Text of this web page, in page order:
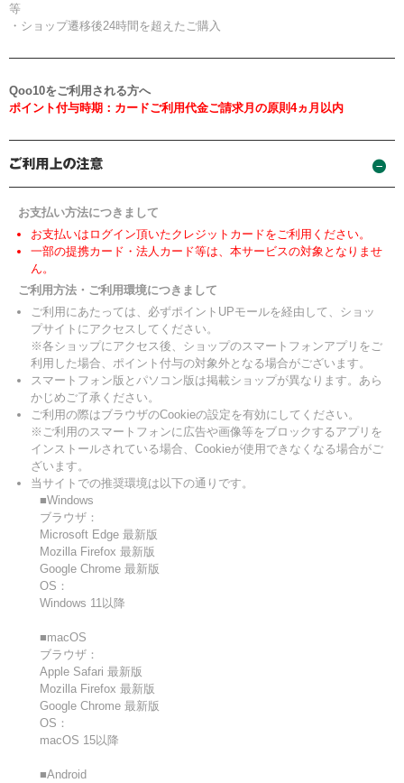
等
・ショップ遷移後24時間を超えたご購入
Qoo10をご利用される方へ
ポイント付与時期：カードご利用代金ご請求月の原則4ヵ月以内
お支払い方法につきまして
お支払いはログイン頂いたクレジットカードをご利用ください。
一部の提携カード・法人カード等は、本サービスの対象となりませ
ん。
ご利用方法・ご利用環境につきまして
ご利用にあたっては、必ずポイントUPモールを経由して、ショッ
プサイトにアクセスしてください。
※各ショップにアクセス後、ショップのスマートフォンアプリをご
利用した場合、ポイント付与の対象外となる場合がございます。
スマートフォン版とパソコン版は掲載ショップが異なります。あら
かじめご了承ください。
ご利用の際はブラウザのCookieの設定を有効にしてください。
※ご利用のスマートフォンに広告や画像等をブロックするアプリを
インストールされている場合、Cookieが使用できなくなる場合がご
ざいます。
当サイトでの推奨環境は以下の通りです。
■Windows
ブラウザ：
Microsoft Edge 最新版
Mozilla Firefox 最新版
Google Chrome 最新版
OS：
Windows 11以降
■macOS
ブラウザ：
Apple Safari 最新版
Mozilla Firefox 最新版
Google Chrome 最新版
OS：
macOS 15以降
■Android